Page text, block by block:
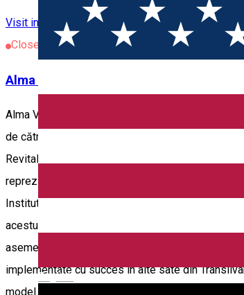
English
Visit in Sibiu County Kreis SibiuTouristisches Ziel
Closed
Alma Vii - Centrul de interpretare a
Alma Vii, prima biserică fortificată
de către Fundația Mihai Eminescu Trust, în
Revitalizarea Patrimoniului Cultural și Natural, a
reprezintă finanţarea nerambursabilă obținută,
Institutul Norvegian pentru Cercetarea
acestui proiect după o metodologie propusă de
asemenea determinate oportunități de
implementate cu succes în alte sate din
model de bună practică în dezvoltarea durabilă